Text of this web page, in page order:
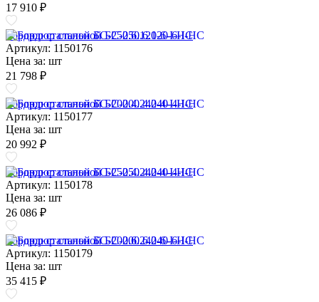
17 910 ₽
Бордюр стальной БС-250.6.120-6-I-НС
Артикул: 1150176
Цена за: шт
21 798 ₽
Бордюр стальной БС-200.4.240-4-I-НС
Артикул: 1150177
Цена за: шт
20 992 ₽
Бордюр стальной БС-250.4.240-4-I-НС
Артикул: 1150178
Цена за: шт
26 086 ₽
Бордюр стальной БС-200.6.240-6-I-НС
Артикул: 1150179
Цена за: шт
35 415 ₽